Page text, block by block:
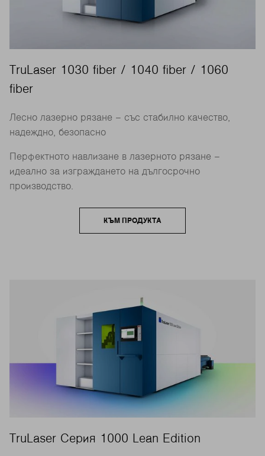
TruLaser 1030 fiber / 1040 fiber / 1060
fiber
Лесно лазерно рязане – със стабилно качество,
надеждно, безопасно
Перфектното навлизане в лазерното рязане –
идеално за изграждането на дългосрочно
производство.
КЪМ ПРОДУКТА
TruLaser Серия 1000 Lean Edition